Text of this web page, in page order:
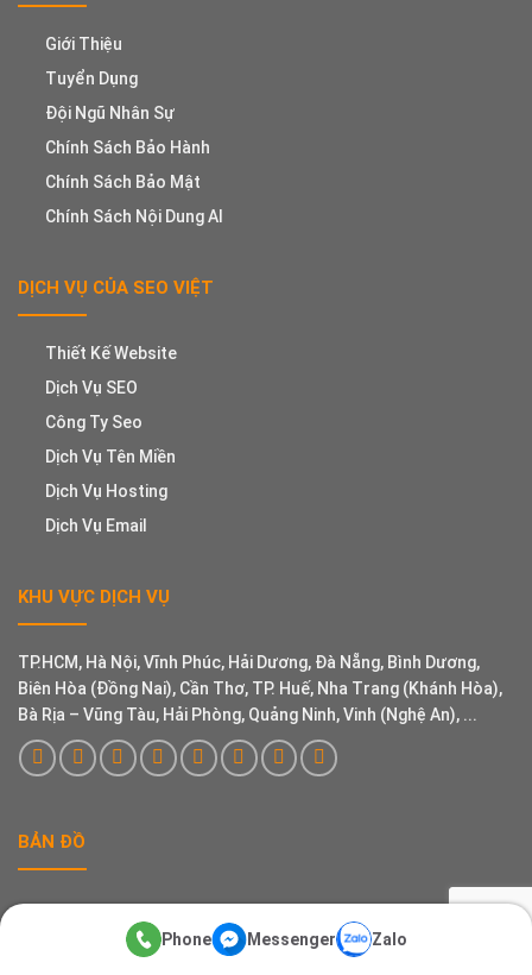
Giới Thiệu
Tuyển Dụng
Đội Ngũ Nhân Sự
Chính Sách Bảo Hành
Chính Sách Bảo Mật
Chính Sách Nội Dung AI
DỊCH VỤ CỦA SEO VIỆT
Thiết Kế Website
Dịch Vụ SEO
Công Ty Seo
Dịch Vụ Tên Miền
Dịch Vụ Hosting
Dịch Vụ Email
KHU VỰC DỊCH VỤ
TP.HCM, Hà Nội, Vĩnh Phúc, Hải Dương, Đà Nẵng, Bình Dương,
Biên Hòa (Đồng Nai), Cần Thơ, TP. Huế, Nha Trang (Khánh Hòa),
Bà Rịa – Vũng Tàu, Hải Phòng, Quảng Ninh, Vinh (Nghệ An), ...
BẢN ĐỒ
Phone Messenger Zalo